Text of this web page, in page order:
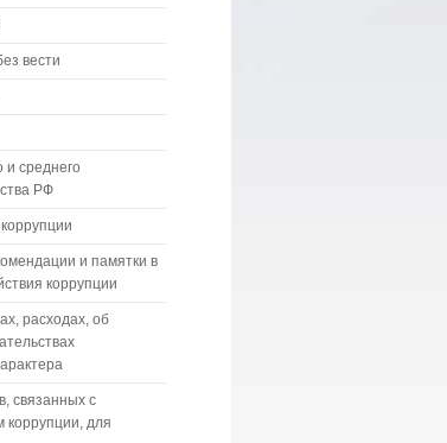
вести
и среднего
РФ
и памятки в
коррупции
расходах, об
связанных с
коррупции, для